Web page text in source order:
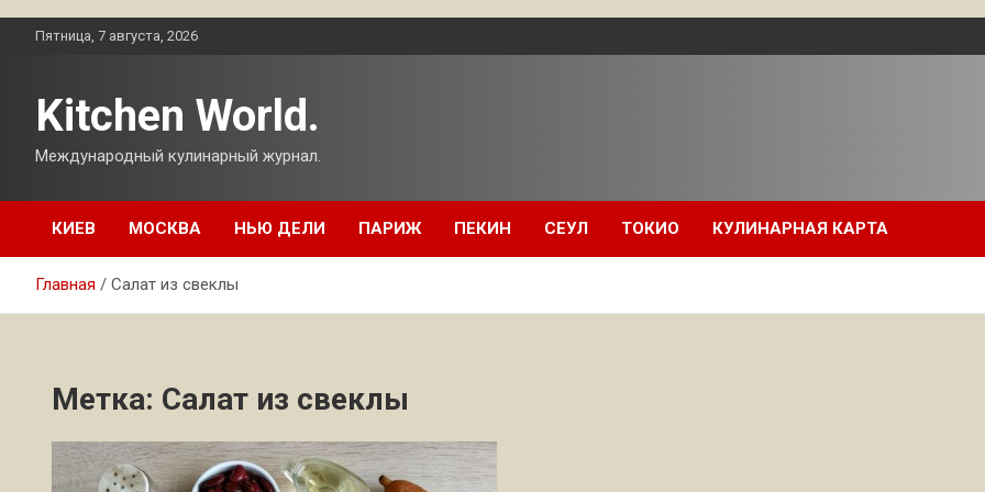
ПерейтиПятница, 7 августа, 2026
Kitchen World.
Международный кулинарный журнал.
КИЕВ МОСКВА НЬЮ ДЕЛИ ПАРИЖ ПЕКИН СЕУЛ ТОКИО КУЛИНАРНАЯ КАРТА
Главная Салат из свеклы
Метка: Салат из свеклы